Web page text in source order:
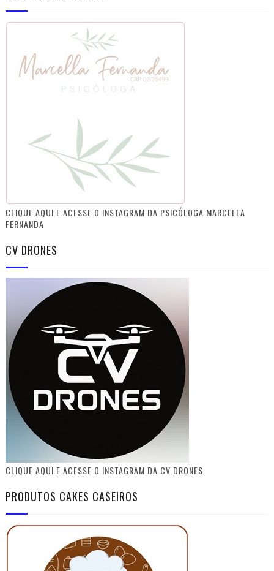
CLIQUE AQUI E ACESSE O INSTAGRAM DA PSICÓLOGA MARCELLA
FERNANDA
CV DRONES
CLIQUE AQUI E ACESSE O INSTAGRAM DA CV DRONES
PRODUTOS CAKES CASEIROS